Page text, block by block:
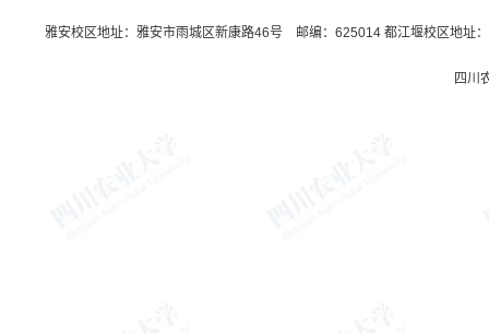
雅安校区地址：雅安市雨城区新康路46号 邮编：625014 都江堰校区地址
四川